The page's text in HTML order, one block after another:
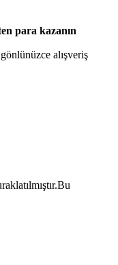
para kazanın
alışveriş